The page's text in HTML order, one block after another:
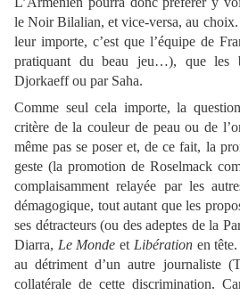
le Noir Bilalian, et vice-versa, au
leur importe, c’est que l’équipe de
pratiquant du beau jeu…), que les
Djorkaeff ou par Saha.
Comme seul cela importe, la
critère de la couleur de peau ou de
même pas se poser et, de ce fait, la
geste (la promotion de Roselmack
complaisamment relayée par les
démagogique, tout autant que les
ses détracteurs (ou des adeptes de la
Diarra, Le Monde et Libérationen tête.
au détriment d’un autre journaliste
collatérale de cette discrimination.